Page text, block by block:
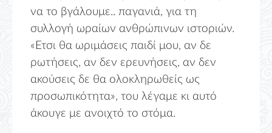
να το βγάλουμε.. παγανιά, για τη
συλλογή ωραίων ανθρώπινων ιστοριών.
«Ετσι θα ωριμάσεις παιδί μου, αν δε
ρωτήσεις, αν δεν ερευνήσεις, αν δεν
ακούσεις δε θα ολοκληρωθείς ως
προσωπικότητα», του λέγαμε κι αυτό
άκουγε με ανοιχτό το στόμα.